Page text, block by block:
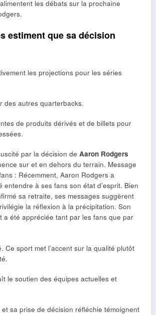
les débats sur la prochaine
estiment que sa décision
les projections pour les séries
des autres quarterbacks.
de produits dérivés et de billets pour
par la décision de Aaron Rodgers
sur et en dehors du terrain. Message
: Récemment, Aaron Rodgers a
entendre à ses fans son état d’esprit. Bien
sa retraite, ses messages suggèrent
la réflexion à la précipitation. Son
a été appréciée tant par les fans que par
Ce sport met l’accent sur la qualité plutôt
le soutien des équipes actuelles et
sa prise de décision réfléchie témoignent